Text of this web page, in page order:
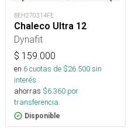
BEH270314FE
Chaleco Ultra 12
Dynafit
$ 159.000
en 6cuotas de $26.500sin
interés
ahorras $6.360 por
transferencia.
Disponible